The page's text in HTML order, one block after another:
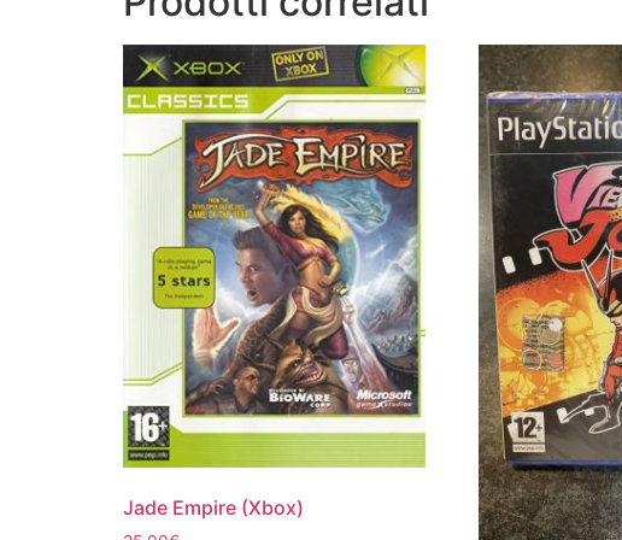
Jade Empire (Xbox)